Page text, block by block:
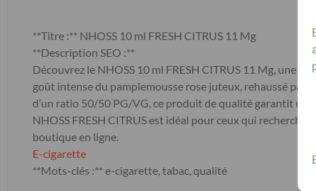
**Titre :** NHOSS 10 ml FRESH CITRUS 11 Mg
**Description SEO :**
Découvrez le NHOSS 10 ml FRESH CITRUS 11 Mg, une
goût intense du pamplemousse rose juteux, rehaussé par
d’un ratio 50/50 PG/VG, ce produit de qualité garantit
NHOSS FRESH CITRUS est idéal pour ceux qui
boutique en ligne.
E-cigarette
**Mots-clés :** e-cigarette, tabac, qualité